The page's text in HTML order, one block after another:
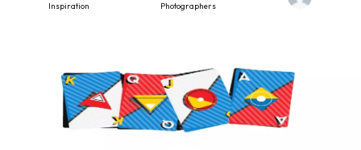
Inspiration Photographers